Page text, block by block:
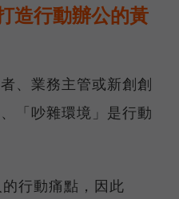
造行動辦公的黃
、業務主管或新創創
「吵雜環境」是行動
行動痛點，因此